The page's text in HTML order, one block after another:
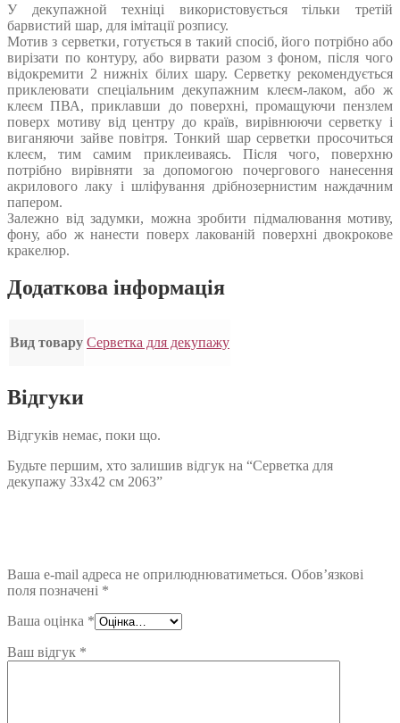
У декупажной техніці використовується тільки третій
барвистий шар, для імітації розпису.
Мотив з серветки, готується в такий спосіб, його потрібно або
вирізати по контуру, або вирвати разом з фоном, після чого
відокремити 2 нижніх білих шару. Серветку рекомендується
приклеювати спеціальним декупажним клеєм-лаком, або ж
клеєм ПВА, приклавши до поверхні, промащуючи пензлем
поверх мотиву від центру до країв, вирівнюючи серветку і
виганяючи зайве повітря. Тонкий шар серветки просочиться
клеєм, тим самим приклеиваясь. Після чого, поверхню
потрібно вирівняти за допомогою почергового нанесення
акрилового лаку і шліфування дрібнозернистим наждачним
папером.
Залежно від задумки, можна зробити підмалювання мотиву,
фону, або ж нанести поверх лакованій поверхні двокрокове
кракелюр.
Додаткова інформація
Вид товару Серветка для декупажу
Відгуки
Відгуків немає, поки що.
Будьте першим, хто залишив відгук на “Серветка для
декупажу 33х42 см 2063”
Ваша e-mail адреса не оприлюднюватиметься. Обов’язкові
поля позначені *
Ваша оцінка *
Ваш відгук *